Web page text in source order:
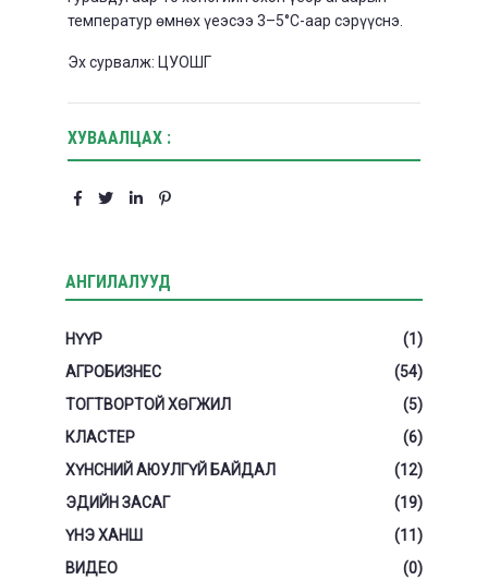
температур өмнөх үеэсээ 3–5°С-аар сэрүүснэ.
Эх сурвалж: ЦУОШГ
ХУВААЛЦАХ :
АНГИЛАЛУУД
НҮҮР
(1)
АГРОБИЗНЕС
(54)
ТОГТВОРТОЙ ХӨГЖИЛ
(5)
КЛАСТЕР
(6)
ХҮНСНИЙ АЮУЛГҮЙ БАЙДАЛ
(12)
ЭДИЙН ЗАСАГ
(19)
ҮНЭ ХАНШ
(11)
ВИДЕО
(0)